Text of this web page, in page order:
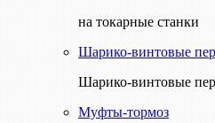
на токарные станки
Шарико-винтовые
Шарико-винтовые
Муфты-тормоз